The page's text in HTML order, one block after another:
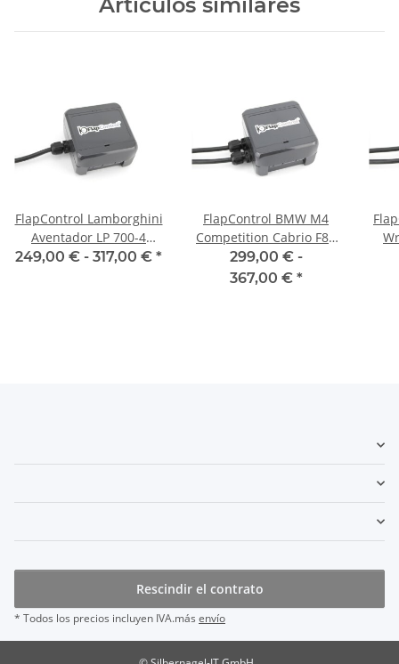
FlapControl Lamborghini
Aventador LP 700-4
Control de la aleta de
249,00 € - 317,00 € *
FlapControl BMW M4
Competition Cabrio F83
Control de la aleta de
escape
299,00 € -
367,00 € *
Rescindir el contrato
* Todos los precios incluyen IVA.más envío